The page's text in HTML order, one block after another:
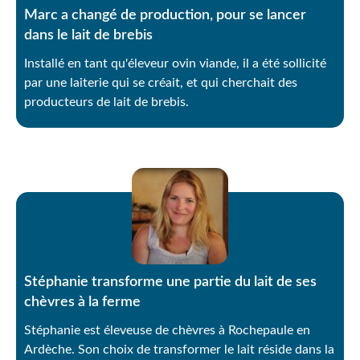
Marc a changé de production, pour se lancer
dans le lait de brebis
Installé en tant qu'éleveur ovin viande, il a été sollicité
par une laiterie qui se créait, et qui cherchait des
producteurs de lait de brebis.
Stéphanie transforme une partie du lait de ses
chèvres à la ferme
Stéphanie est éleveuse de chèvres à Rochepaule en
Ardèche. Son choix de transformer le lait réside dans la